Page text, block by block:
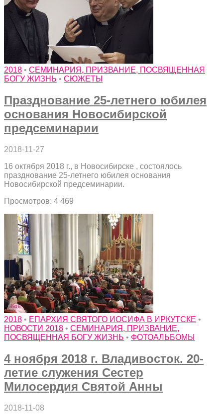
2018 • СЕМИНАРИЯ, ПРИЗВАНИЕ, ПОСВЯЩЕННАЯ
БОГУ ЖИЗНЬ • СЮЖЕТЫ
Празднование 25-летнего юбилея
основания Новосибирской
предсеминарии
2018-11-27
16 октября 2018 г., в Новосибирске , состоялось
празднование 25-летнего юбилея основания
Новосибирской предсеминарии.
Просмотров: 4 469
2018 • ЕПАРХИЯ СВЯТОГО ИОСИФА В ИРКУТСКЕ •
НОВОСТИ 2018 • СЕМИНАРИЯ, ПРИЗВАНИЕ,
ПОСВЯЩЕННАЯ БОГУ ЖИЗНЬ • ФОТОАЛЬБОМЫ
4 ноября 2018 г. Владивосток. 20-
летие служения Сестер
Милосердия Святой Анны
2018-11-08